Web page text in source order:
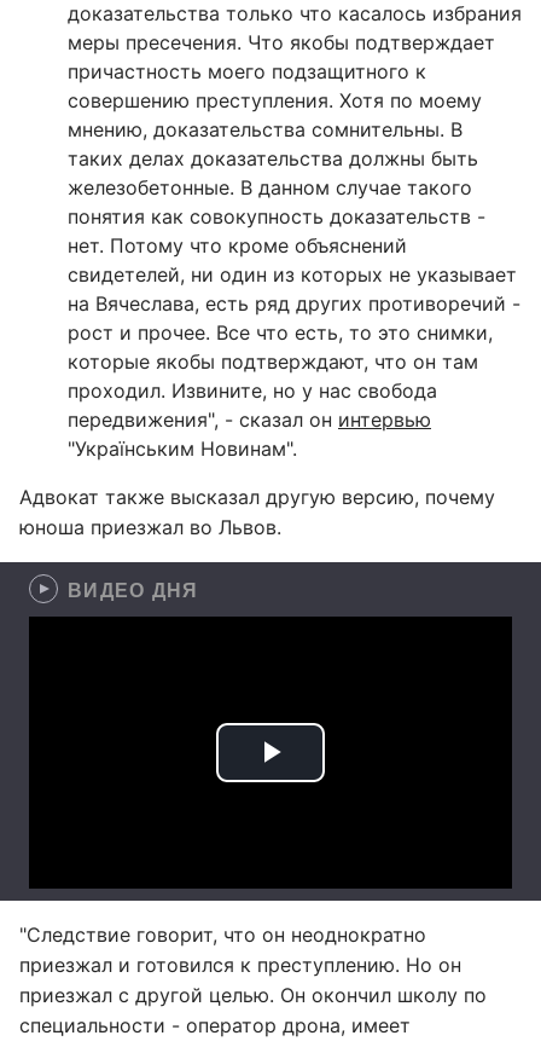
доказательства только что касалось избрания
меры пресечения. Что якобы подтверждает
причастность моего подзащитного к
совершению преступления. Хотя по моему
мнению, доказательства сомнительны. В
таких делах доказательства должны быть
железобетонные. В данном случае такого
понятия как совокупность доказательств -
нет. Потому что кроме объяснений
свидетелей, ни один из которых не указывает
на Вячеслава, есть ряд других противоречий -
рост и прочее. Все что есть, то это снимки,
которые якобы подтверждают, что он там
проходил. Извините, но у нас свобода
передвижения", - сказал он интервью
"Українським Новинам".
Адвокат также высказал другую версию, почему
юноша приезжал во Львов.
ВИДЕО ДНЯ
"Следствие говорит, что он неоднократно
приезжал и готовился к преступлению. Но он
приезжал с другой целью. Он окончил школу по
специальности - оператор дрона, имеет